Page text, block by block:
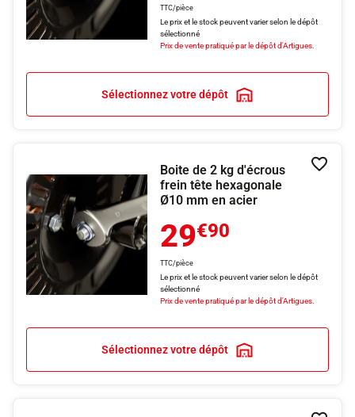
TTC/pièce
Le prix et le stock peuvent varier selon le dépôt
sélectionné
Prix de vente pratiqué par le dépôt d'Artigues.
Sélectionnez votre dépôt
Boite de 2 kg d'écrous
frein tête hexagonale
Ø10 mm en acier
29€90
TTC/pièce
Le prix et le stock peuvent varier selon le dépôt
sélectionné
Prix de vente pratiqué par le dépôt d'Artigues.
Sélectionnez votre dépôt